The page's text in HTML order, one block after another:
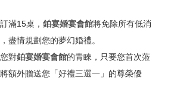
滿15桌， 鉑宴婚宴會館將免除所有低消
盡情規劃您的夢幻婚禮。
對鉑宴婚宴會館的青睞，只要您首次蒞
額外贈送您「好禮三選一」的尊榮優